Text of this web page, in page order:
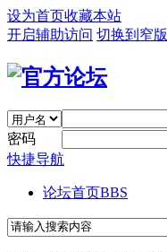
设为首页收藏本站
开启辅助访问 切换到窄版
密码
快捷导航
论坛首页BBS